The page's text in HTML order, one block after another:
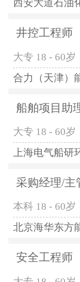
西安大道石油
井控工程师
大专 18 - 60岁
合力（天津）
船舶项目助
大专 18 - 60岁
上海电气船研
采购经理/主
本科 18 - 60岁
北京海华东方
安全工程师